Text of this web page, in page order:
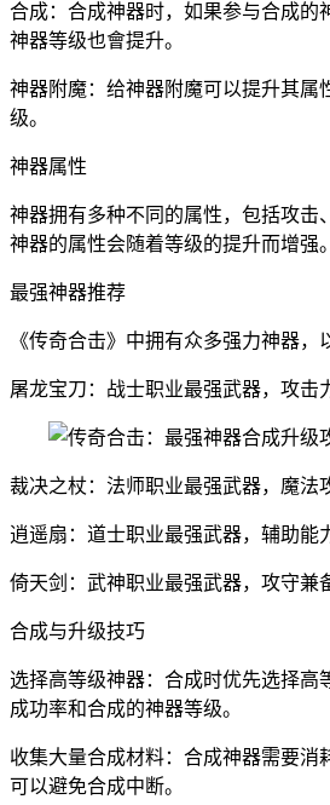
合成：合成神器时，如果参与合成的
神器等级也會提升。
神器附魔：给神器附魔可以提升其属
级。
神器属性
神器拥有多种不同的属性，包括攻击
神器的属性会随着等级的提升而增强。
最强神器推荐
《传奇合击》中拥有众多强力神器，
屠龙宝刀：战士职业最强武器，攻击
裁决之杖：法师职业最强武器，魔法
逍遥扇：道士职业最强武器，辅助能
倚天剑：武神职业最强武器，攻守兼
合成与升级技巧
选择高等级神器：合成时优先选择高
成功率和合成的神器等级。
收集大量合成材料：合成神器需要消
可以避免合成中断。